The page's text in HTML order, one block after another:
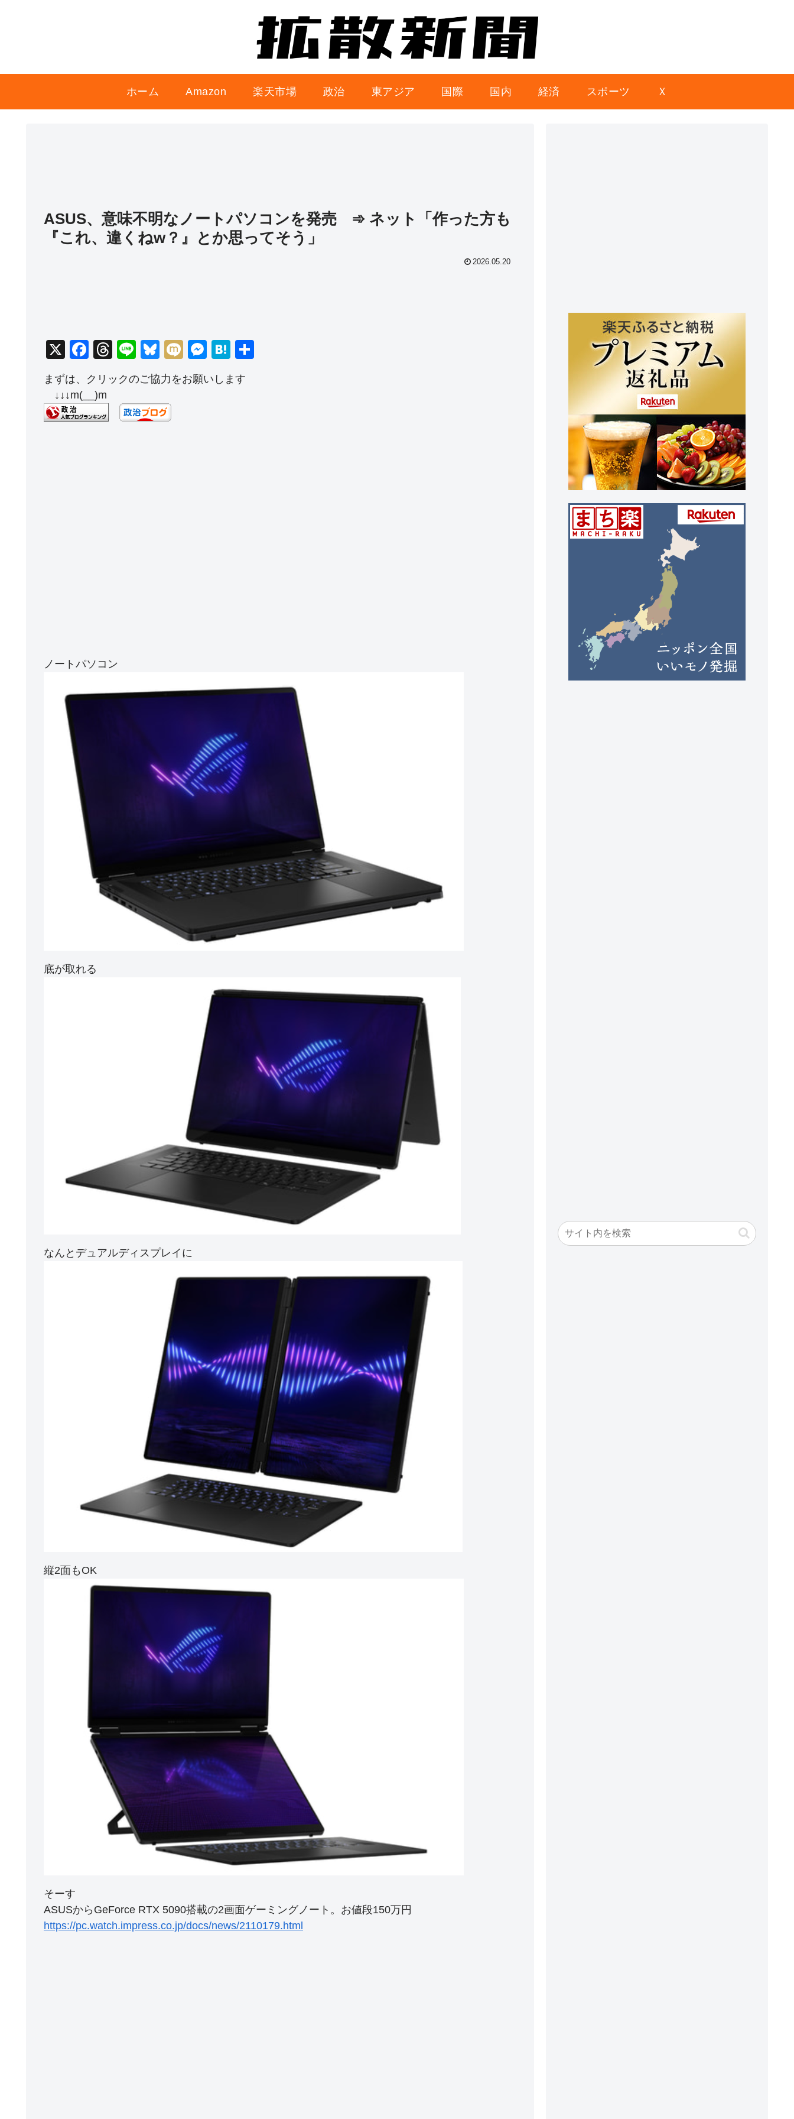
ホーム Amazon 楽天市場 政治 東アジア 国際 国内 経済 スポーツ Ｘ
ASUS、意味不明なノートパソコンを発売 ➾ ネット「作った方も
『これ、違くねw？』とか思ってそう」
2026.05.20
X
F
c
e
b
T
e
a
d
Li
e
Bl
u
e
sk
y
M
M
ss
H
e
まずは、クリックのご協力をお願いします
↓↓↓m(__)m
ノートパソコン
底が取れる
なんとデュアルディスプレイに
縦2面もOK
そーす
ASUSからGeForce RTX 5090搭載の2画面ゲーミングノート。お値段150万円
https://pc.watch.impress.co.jp/docs/news/2110179.html